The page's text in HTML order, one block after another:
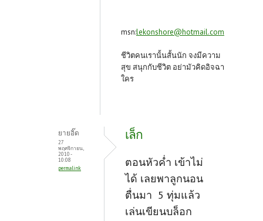
msn:lekonshore@hotmail.com
ชีวิตคนเรานั้นสั้นนัก จงมีความ
สุข สนุกกับชีวิต อย่ามัวคิดอิจฉา
ใคร
ยายอิ๊ด
27
พฤศจิกายน,
2010 -
10:08
permalink
เล็ก
ตอนหัวค่ำ เข้าไม่
ได้ เลยพาลูกนอน
ตื่นมา 5 ทุ่มแล้ว
เล่นเขียนบล็อก